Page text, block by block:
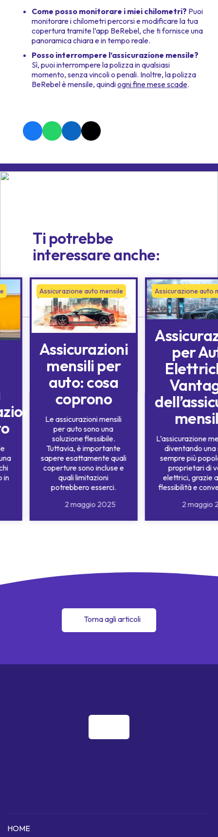
Come posso monitorare i miei chilometri? Puoi
monitorare i chilometri percorsi e modificare la tua
copertura tramite l’app BeRebel, che ti fornisce una
panoramica chiara e in tempo reale.
Posso interrompere l’assicurazione mensile?
Sì, puoi interrompere la polizza in qualsiasi
momento, senza vincoli o penali. Inoltre, la polizza
BeRebel è mensile, quindiogni fine mese scade.
Ti potrebbe
interessare anche:
in
Assicurazione auto mensile
Assicurazioni
mensili per
auto: cosa
coprono
Le assicurazioni mensili
per auto sono una
soluzione flessibile.
Tuttavia, è importante
sapere esattamente quali
coperture sono incluse e
quali limitazioni
potrebbero esserci.
2 maggio 2025
Assicurazione auto
per
L’assicurazione
diventando una
sempre più
proprietari di
elettrici, grazie
flessibilità e
2 maggio
Torna agli articoli
HOME